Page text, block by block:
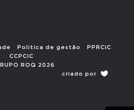
Politica de gestão
PPRCIC
CCPCIC
ROQ 2026
criado por